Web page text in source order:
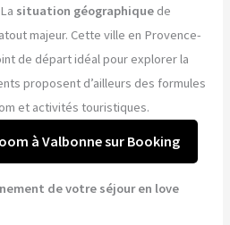
situation géographique de
majeur. Cette ville en Provence-
de départ idéal pour explorer la
proposent d’ailleurs des formules
et activités touristiques.
à Valbonne sur Booking
de votre séjour en love